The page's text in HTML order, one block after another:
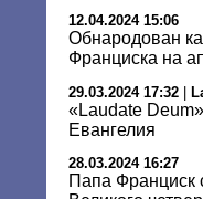
12.04.2024 15:06
Обнародован
Франциска на
29.03.2024 17:32
«Laudate
Евангелия
28.03.2024 16:27
Папа Франциск